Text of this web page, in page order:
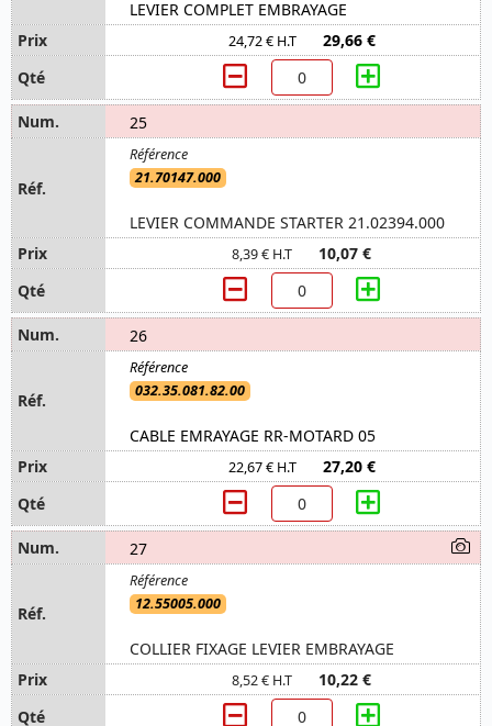
LEVIER COMPLET EMBRAYAGE
24,72 € H.T 29,66 €
25
21.70147.000
LEVIER COMMANDE STARTER 21.02394.000
8,39 € H.T 10,07 €
26
032.35.081.82.00
CABLE EMRAYAGE RR-MOTARD 05
22,67 € H.T 27,20 €
27
12.55005.000
COLLIER FIXAGE LEVIER EMBRAYAGE
8,52 € H.T 10,22 €